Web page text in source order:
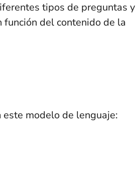
tipos de preguntas y
del contenido de la
este modelo de lenguaje: